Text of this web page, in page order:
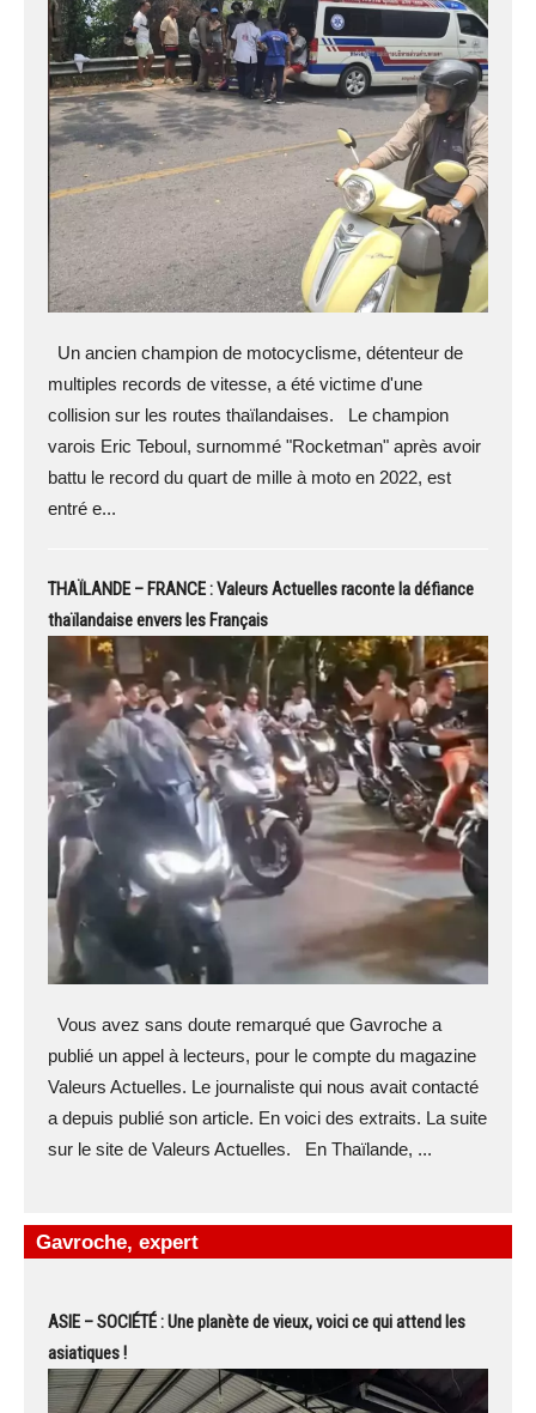
Un ancien champion de motocyclisme, détenteur de
multiples records de vitesse, a été victime d'une
collision sur les routes thaïlandaises. Le champion
varois Eric Teboul, surnommé "Rocketman" après avoir
battu le record du quart de mille à moto en 2022, est
entré e...
THAÏLANDE – FRANCE : Valeurs Actuelles raconte la défiance
thaïlandaise envers les Français
Vous avez sans doute remarqué que Gavroche a
publié un appel à lecteurs, pour le compte du magazine
Valeurs Actuelles. Le journaliste qui nous avait contacté
a depuis publié son article. En voici des extraits. La suite
sur le site de Valeurs Actuelles. En Thaïlande, ...
Gavroche, expert
ASIE – SOCIÉTÉ : Une planète de vieux, voici ce qui attend les
asiatiques !